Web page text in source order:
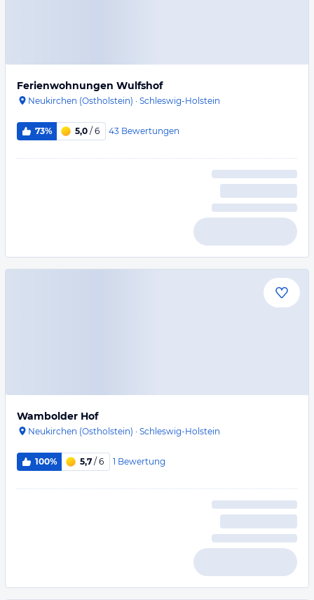
Ferienwohnungen Wulfshof
Neukirchen (Ostholstein) · Schleswig-Holstein
73% 5,0 / 6 43 Bewertungen
Wambolder Hof
Neukirchen (Ostholstein) · Schleswig-Holstein
100% 5,7 / 6 1 Bewertung